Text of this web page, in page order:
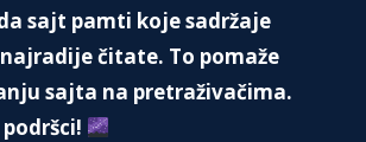
sajt pamti koje sadržaje
čitate. To pomaže
sajta na pretraživačima.
nastup će vam olakšati put ka
u svoje kvalitete. Dragi
vam rođendan!